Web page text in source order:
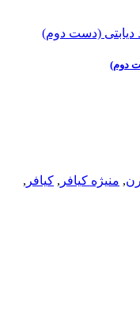
دوم)
, منیژه کیافر , کیافر ,